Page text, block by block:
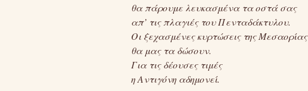
θα πάρουμε λευκασμένα τα οστά σας
απ’ τις πλαγιές του Πενταδάκτυλου.
Οι ξεχασμένες κυρτώσεις της Μεσαορίας
θα μας τα δώσουν.
Για τις δέουσες τιμές
η Αντιγόνη αδημονεί.